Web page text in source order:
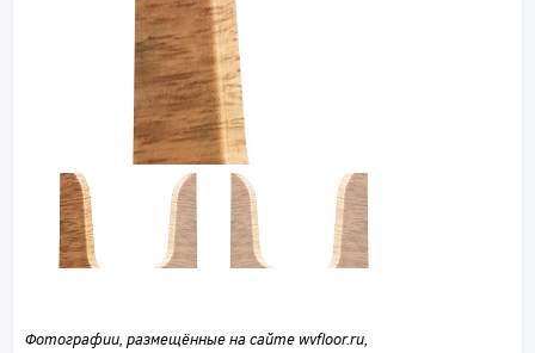
Фотографии, размещённые на сайте wvfloor.ru,